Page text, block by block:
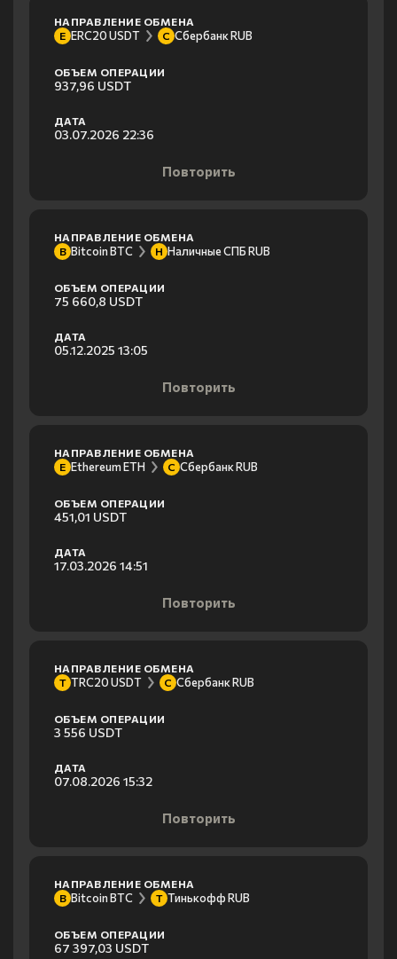
НАПРАВЛЕНИЕ ОБМЕНА
E ERC20 USDT С Сбербанк RUB
ОБЪЕМ ОПЕРАЦИИ
937,96 USDT
ДАТА
03.07.2026 22:36
Повторить
НАПРАВЛЕНИЕ ОБМЕНА
B Bitcoin BTC Н Наличные СПБ RUB
ОБЪЕМ ОПЕРАЦИИ
75 660,8 USDT
ДАТА
05.12.2025 13:05
Повторить
НАПРАВЛЕНИЕ ОБМЕНА
E Ethereum ETH С Сбербанк RUB
ОБЪЕМ ОПЕРАЦИИ
451,01 USDT
ДАТА
17.03.2026 14:51
Повторить
НАПРАВЛЕНИЕ ОБМЕНА
T TRC20 USDT С Сбербанк RUB
ОБЪЕМ ОПЕРАЦИИ
3 556 USDT
ДАТА
07.08.2026 15:32
Повторить
НАПРАВЛЕНИЕ ОБМЕНА
B Bitcoin BTC Т Тинькофф RUB
ОБЪЕМ ОПЕРАЦИИ
67 397,03 USDT